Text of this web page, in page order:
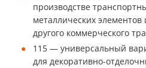
производстве
металлических элементов
другого коммерческого
115 — универсальный
для декоративно-